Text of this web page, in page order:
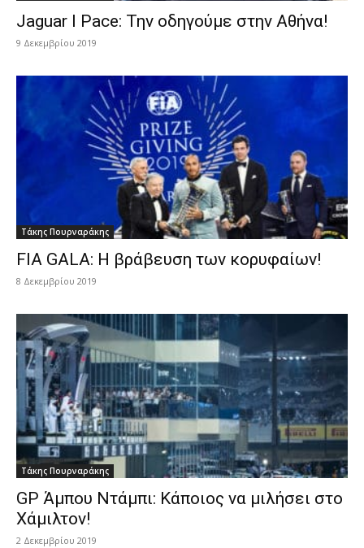
Jaguar I Pace: Την οδηγούμε στην Αθήνα!
9 Δεκεμβρίου 2019
Τάκης Πουρναράκης
FIA GALA: Η βράβευση των κορυφαίων!
8 Δεκεμβρίου 2019
Τάκης Πουρναράκης
GP Άμπου Ντάμπι: Κάποιος να μιλήσει στο
Χάμιλτον!
2 Δεκεμβρίου 2019